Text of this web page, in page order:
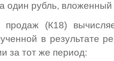
один рубль,
продаж (К18)
в результате
за тот же период: